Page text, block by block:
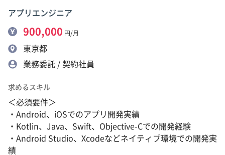
アプリエンジニア
900,000 円/月
東京都
業務委託 / 契約社員
求めるスキル
＜必須要件＞
・Android、iOSでのアプリ開発実績
・Kotlin、Java、Swift、Objective-Cでの開発経験
・Android Studio、Xcodeなどネイティブ環境での開発実
績